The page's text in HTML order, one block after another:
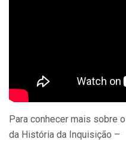
Para conhecer mais sobre
da História da Inquisição –